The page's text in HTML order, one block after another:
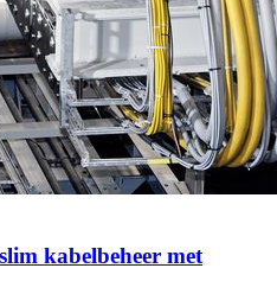
kabelbeheer met